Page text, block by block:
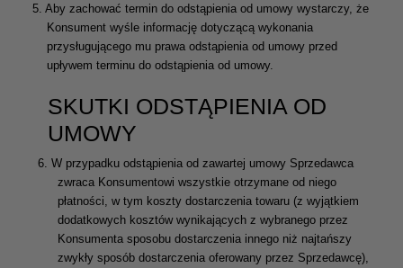
5. Aby zachować termin do odstąpienia od umowy wystarczy, że
Konsument wyśle informację dotyczącą wykonania
przysługującego mu prawa odstąpienia od umowy przed
upływem terminu do odstąpienia od umowy.
SKUTKI ODSTĄPIENIA OD
UMOWY
6. W przypadku odstąpienia od zawartej umowy Sprzedawca
zwraca Konsumentowi wszystkie otrzymane od niego
płatności, w tym koszty dostarczenia towaru (z wyjątkiem
dodatkowych kosztów wynikających z wybranego przez
Konsumenta sposobu dostarczenia innego niż najtańszy
zwykły sposób dostarczenia oferowany przez Sprzedawcę),